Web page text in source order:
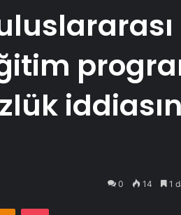
0 14 1
Odnoklassniki
Pocket